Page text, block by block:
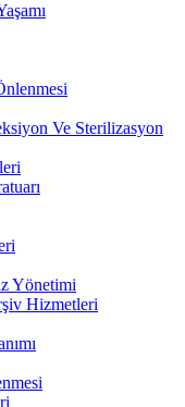
Ve Sterilizasyon
Yönetimi
Hizmetleri